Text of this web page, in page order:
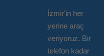
İzmir'in her
yerine araç
veriyoruz. Bir
telefon kadar